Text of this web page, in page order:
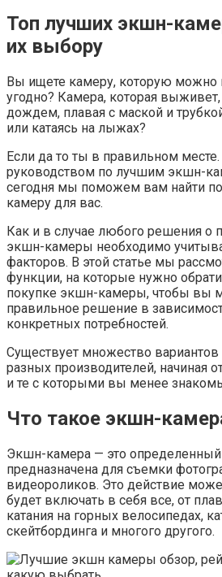
Топ лучших экшн-
их выбору
Вы ищете камеру, которую можно
угодно? Камера, которая
дождем, плавая с маской и
или катаясь на лыжах?
Если да то ты в правильном
руководством по лучшим экшн-
сегодня мы поможем вам найти
камеру для вас.
Как и в случае любого решения о
экшн-камеры необходимо
факторов. В этой статье мы
функции, на которые нужно
покупке экшн-камеры, чтобы вы
правильное решение в
конкретных потребностей.
Существует множество
разных производителей, начиная
и те с которыми вы менее
Что такое экшн-
Экшн-камера — это определенный
предназначена для съемки
видеороликов. Это действие
будет включать в себя все, от
катания на горных велосипедах,
скейтбординга и многого другого.